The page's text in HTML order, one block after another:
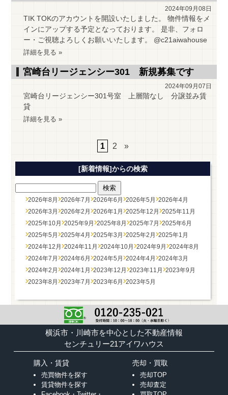
2024年09月08日
TIK TOKのアカウントを開設いたしました。 物件情報をメ
インにアップする予定となっております。 是非、フォロ
ー・ご視聴よろしくお願いいたします。 @c21aiwahouse
詳細を見る »
宮崎台リージェンシー301 新規募集です
2024年09月07日
宮崎台リージェンシー301号室 上層階なし 分譲並み賃
貸
詳細を見る »
1 2 »
[新着情報]からの検索
2026年8月 2026年7月 2026年6月 2026年5月 2026年4月
2026年3月 2026年2月 2026年1月 2025年12月 2025年11月
2025年10月 2025年9月 2025年8月 2025年7月 2025年6月
2025年5月 2025年4月 2025年3月 2025年2月 2025年1月
2024年12月 2024年11月 2024年10月 2024年9月 2024年8月
2024年7月 2024年6月 2024年5月 2024年4月 2024年3月
2024年2月 2024年1月 2023年12月 2023年11月 2023年9月
2023年8月 2023年7月 2023年6月 2023年5月
横浜市・川崎市を中心とした不動産情報
センチュリー21アイワハウス
購入・賃貸
売買物件を探す
賃貸物件を探す
売却・買取
売却TOP
売却査定